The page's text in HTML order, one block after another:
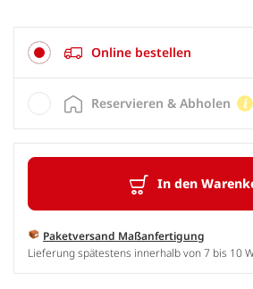
Online bestellen
In den
Paketversand Maßanfertigung
Lieferung spätestens innerhalb von 7 bis 10
Reservieren & Abholen